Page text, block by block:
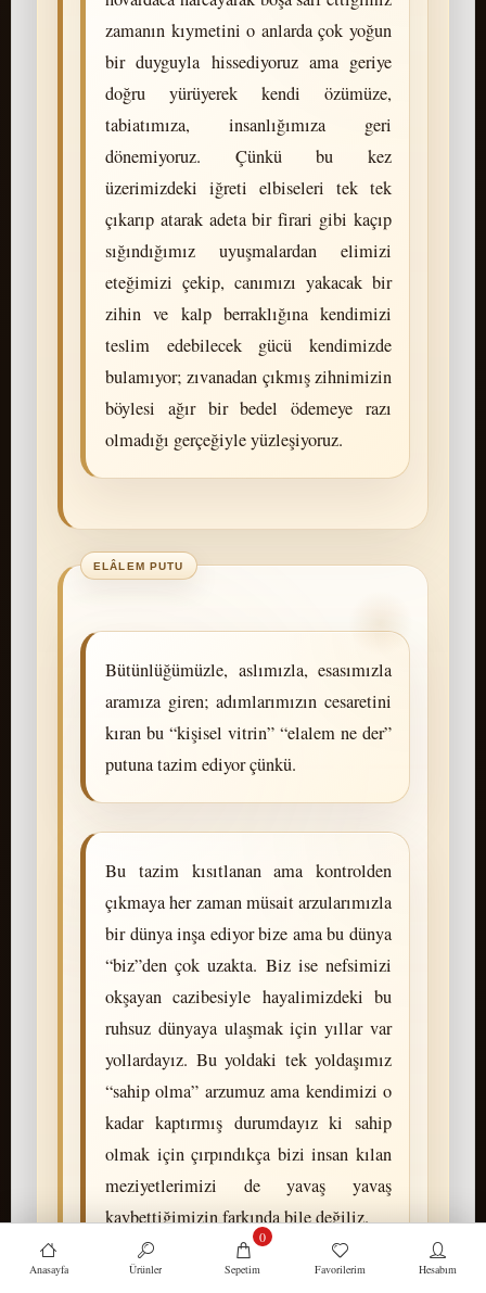
zamanın kıymetini o anlarda çok yoğun
bir duyguyla hissediyoruz ama geriye
doğru yürüyerek kendi özümüze,
tabiatımıza, insanlığımıza geri
dönemiyoruz. Çünkü bu kez
üzerimizdeki iğreti elbiseleri tek tek
çıkarıp atarak adeta bir firari gibi kaçıp
sığındığımız uyuşmalardan elimizi
eteğimizi çekip, canımızı yakacak bir
zihin ve kalp berraklığına kendimizi
teslim edebilecek gücü kendimizde
bulamıyor; zıvanadan çıkmış zihnimizin
böylesi ağır bir bedel ödemeye razı
olmadığı gerçeğiyle yüzleşiyoruz.
Bütünlüğümüzle, aslımızla, esasımızla
aramıza giren; adımlarımızın cesaretini
kıran bu “kişisel vitrin” “elalem ne der”
putuna tazim ediyor çünkü.
Bu tazim kısıtlanan ama kontrolden
çıkmaya her zaman müsait arzularımızla
bir dünya inşa ediyor bize ama bu dünya
“biz”den çok uzakta. Biz ise nefsimizi
okşayan cazibesiyle hayalimizdeki bu
ruhsuz dünyaya ulaşmak için yıllar var
yollardayız. Bu yoldaki tek yoldaşımız
“sahip olma” arzumuz ama kendimizi o
kadar kaptırmış durumdayız ki sahip
olmak için çırpındıkça bizi insan kılan
meziyetlerimizi de yavaş yavaş
kaybettiğimizin farkında bile değiliz.
Anasayfa Ürünler Sepetim
0
Favorilerim Hesabım